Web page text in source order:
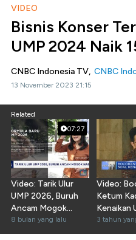
VIDEO
Bisnis Konser
UMP 2024 Naik
CNBC Indonesia TV, CNBC
13 November 2023 21:15
Related
07:27
Video: Tarik Ulur
UMP 2026, Buruh
Ancam Mogok
Nasional!
8 bulan yang lalu
Video:
Ketum
Kenaikan
3 tahun